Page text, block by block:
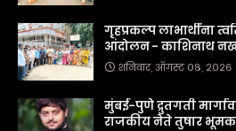
गृहप्रकल्प लाभार्थींना
आंदोलन - काशिनाथ
शनिवार, ऑगस्ट ०८, २०२६
मुंबई-पुणे द्रुतगती
राजकीय नेते तुषार